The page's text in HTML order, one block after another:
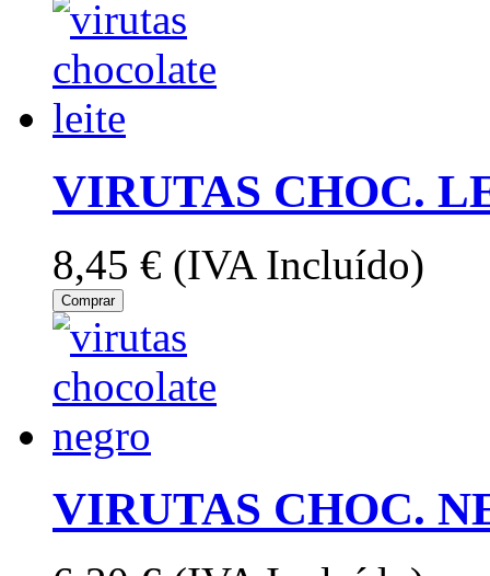
VIRUTAS CHOC.
8,45 € (IVA Incluído)
Comprar
VIRUTAS CHOC.